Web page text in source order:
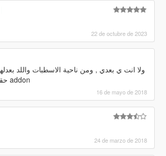
22 de octubre de 2023
للجيب وبخلصه , وبطرح معه ال add on حقك , ولاهنت وم قصرت ع addon
16 de mayo de 2018
24 de marzo de 2018